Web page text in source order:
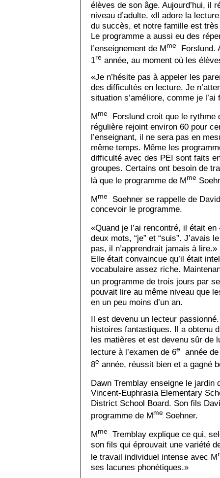
élèves de son âge. Aujourd’hui, il
niveau d’adulte. «Il adore la
du succès, et notre famille est
Le programme a aussi eu des
l’enseignement de Mme
Forslund.
1re année, au moment où les
«Je n’hésite pas à appeler les
des difficultés en lecture. Je
situation s’améliore, comme je
Mme
Forslund croit que le rythme
régulière rejoint environ 60 pour
l’enseignant, il ne sera pas en
même temps. Même les
difficulté avec des PEI sont faits
groupes. Certains ont besoin de
là que le programme de Mme
Mme
Soehner se rappelle de
concevoir le programme.
«Quand je l’ai rencontré, il était en
deux mots, “je” et “suis”. J’avais
pas, il n’apprendrait jamais à lire.»
Elle était convaincue qu’il était
vocabulaire assez riche.
un programme de trois jours par
pouvait lire au même niveau que
en un peu moins d’un an.
Il est devenu un lecteur
histoires fantastiques. Il a obtenu
les matières et est devenu sûr de
lecture à l’examen de 6e
année
8e année, réussit bien et a gagné
Dawn Tremblay enseigne le jardin
Vincent-Euphrasia Elementary
District School Board. Son fils
programme de Mme Soehner.
Mme
Tremblay explique ce qui,
son fils qui éprouvait une variété
le travail individuel intense avec M
ses lacunes phonétiques.»